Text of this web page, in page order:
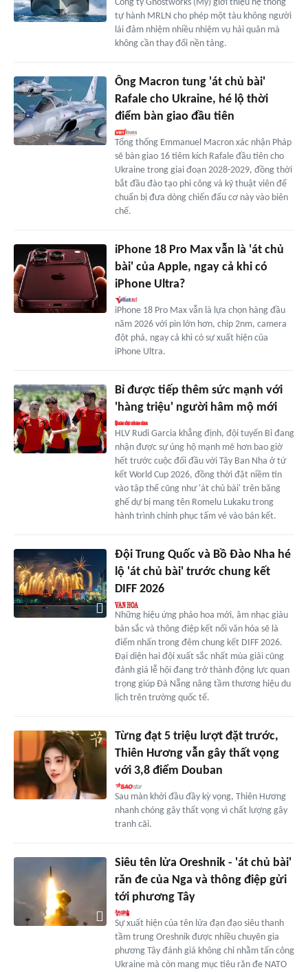
Công ty Ghostworks (Mỹ) giới thiệu hệ thống
tự hành MRLN cho phép một tàu không người
lái đảm nhiệm nhiều nhiệm vụ hải quân mà
không cần thay đổi nền tảng.
Ông Macron tung 'át chủ bài'
Rafale cho Ukraine, hé lộ thời
điểm bàn giao đầu tiên
Tổng thống Emmanuel Macron xác nhận Pháp
sẽ bàn giao 16 tiêm kích Rafale đầu tiên cho
Ukraine trong giai đoạn 2028-2029, đồng thời
bắt đầu đào tạo phi công và kỹ thuật viên để
chuẩn bị đưa dòng chiến đấu cơ này vào biên
chế.
iPhone 18 Pro Max vẫn là 'át chủ
bài' của Apple, ngay cả khi có
iPhone Ultra?
iPhone 18 Pro Max vẫn là lựa chọn hàng đầu
năm 2026 với pin lớn hơn, chip 2nm, camera
đột phá, ngay cả khi có sự xuất hiện của
iPhone Ultra.
Bỉ được tiếp thêm sức mạnh với
'hàng triệu' người hâm mộ mới
HLV Rudi Garcia khẳng định, đội tuyển Bỉ đang
nhận được sự ủng hộ mạnh mẽ hơn bao giờ
hết trước cuộc đối đầu với Tây Ban Nha ở tứ
kết World Cup 2026, đồng thời đặt niềm tin
vào tập thể cũng như 'át chủ bài' trên băng
ghế dự bị mang tên Romelu Lukaku trong
hành trình chinh phục tấm vé vào bán kết.
Đội Trung Quốc và Bồ Đào Nha hé
lộ 'át chủ bài' trước chung kết
DIFF 2026
Những hiệu ứng pháo hoa mới, âm nhạc giàu
bản sắc và thông điệp kết nối văn hóa sẽ là
điểm nhấn trong đêm chung kết DIFF 2026.
Đại diện hai đội xuất sắc nhất mùa giải cũng
đánh giá lễ hội đang trở thành động lực quan
trọng giúp Đà Nẵng nâng tầm thương hiệu du
lịch trên trường quốc tế.
Từng đạt 5 triệu lượt đặt trước,
Thiên Hương vẫn gây thất vọng
với 3,8 điểm Douban
Sau màn khởi đầu đầy kỳ vọng, Thiên Hương
nhanh chóng gây thất vọng vì chất lượng gây
tranh cãi.
Siêu tên lửa Oreshnik - 'át chủ bài'
răn đe của Nga và thông điệp gửi
tới phương Tây
Sự xuất hiện của tên lửa đạn đạo siêu thanh
tầm trung Oreshnik được nhiều chuyên gia
phương Tây đánh giá không chỉ nhằm tấn công
Ukraine mà còn mang mục tiêu răn đe NATO